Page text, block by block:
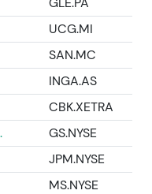
rund
[27] ,[29]
(Dividenden +
aber
rechtliche und
[16],[27]
in H1 2024,
UCG.MI
SAN.MC
INGA.AS
CBK.XETRA
GS.NYSE
JPM.NYSE
MS.NYSE